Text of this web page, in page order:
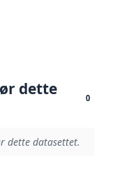
dette
0
dette datasettet.